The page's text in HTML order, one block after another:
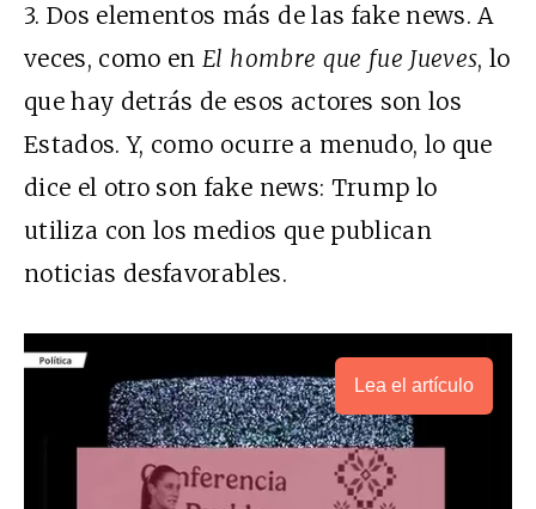
3. Dos elementos más de las fake news. A
veces, como enEl hombre que fue Jueves, lo
que hay detrás de esos actores son los
Estados. Y, como ocurre a menudo, lo que
dice el otro son fake news: Trump lo
utiliza con los medios que publican
noticias desfavorables.
Lea el artículo